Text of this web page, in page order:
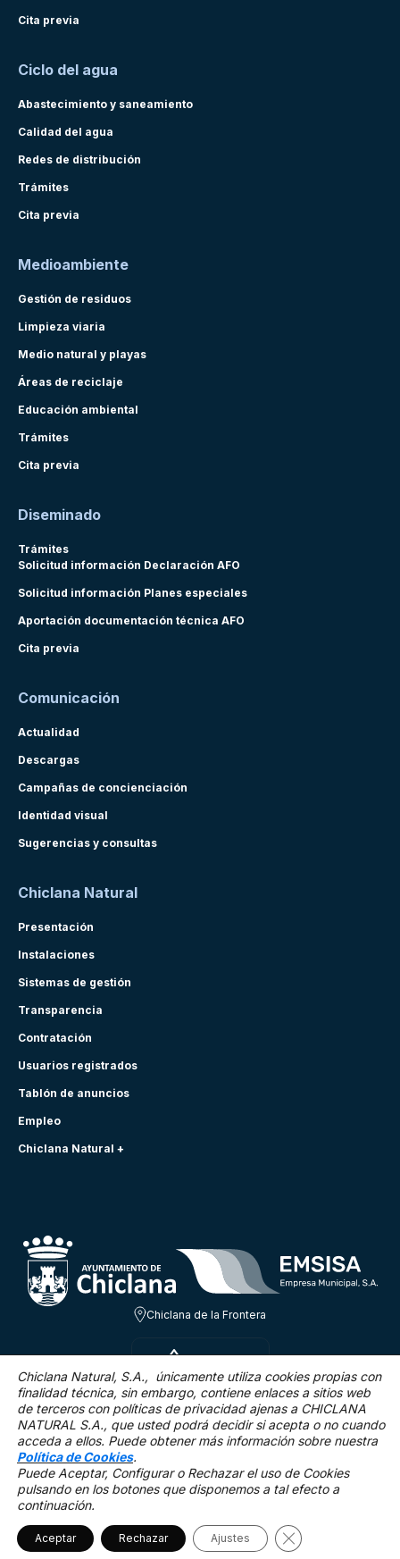
Cita previa
Ciclo del agua
Abastecimiento y saneamiento
Calidad del agua
Redes de distribución
Trámites
Cita previa
Medioambiente
Gestión de residuos
Limpieza viaria
Medio natural y playas
Áreas de reciclaje
Educación ambiental
Trámites
Cita previa
Diseminado
Trámites
Solicitud información Declaración AFO
Solicitud información Planes especiales
Aportación documentación técnica AFO
Cita previa
Comunicación
Actualidad
Descargas
Campañas de concienciación
Identidad visual
Sugerencias y consultas
Chiclana Natural
Presentación
Instalaciones
Sistemas de gestión
Transparencia
Contratación
Usuarios registrados
Tablón de anuncios
Empleo
Chiclana Natural +
Chiclana de la Frontera
VIE 7 AGO
31.1ºC
12.4 Km/h 0 %
©2025 Chiclana Natural
Mapa Web
Política de cookies
Chiclana Natural, S.A., únicamente utiliza cookies propias con
finalidad técnica, sin embargo, contiene enlaces a sitios web
de terceros con políticas de privacidad ajenas a CHICLANA
NATURAL S.A., que usted podrá decidir si acepta o no cuando
acceda a ellos. Puede obtener más información sobre nuestra
Política de Cookies.
Puede Aceptar, Configurar o Rechazar el uso de Cookies
pulsando en los botones que disponemos a tal efecto a
continuación.
Aceptar Rechazar Ajustes Cerrar el banner